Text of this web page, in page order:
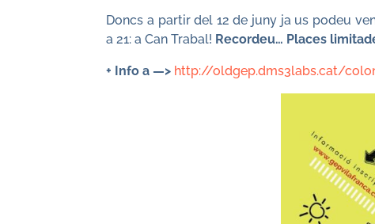
Doncs a partir del 12 de juny ja us podeu
a 21: a Can Trabal! Recordeu… Places
+ Info a —> http://oldgep.dms3labs.cat/